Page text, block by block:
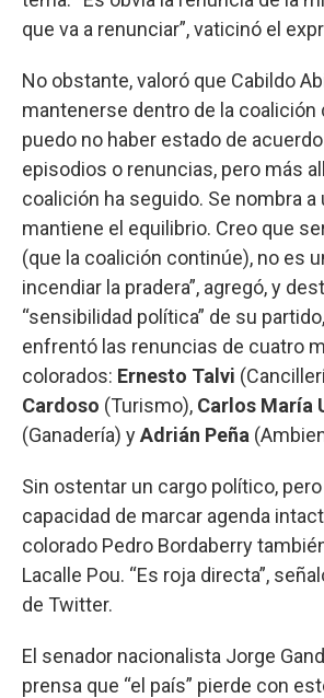
que va a renunciar”, vaticinó el
No obstante, valoró que Cabildo
mantenerse dentro de la coalición
puedo no haber estado de
episodios o renuncias, pero más
coalición ha seguido. Se nombra
mantiene el equilibrio. Creo que
(que la coalición continúe), no es
incendiar la pradera”, agregó, y
“sensibilidad política” de su
enfrentó las renuncias de cuatro
colorados: Ernesto Talvi
Cardoso (Turismo), Carlos María
(Ganadería) yAdrián Peña
Sin ostentar un cargo político,
capacidad de marcar agenda
colorado Pedro Bordaberry
Lacalle Pou. “Es roja directa”,
de Twitter.
El senador nacionalista Jorge
prensa que “el país” pierde con